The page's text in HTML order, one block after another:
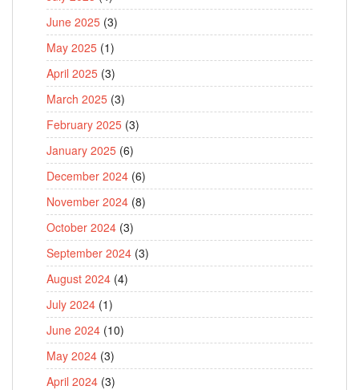
June 2025 (3)
May 2025 (1)
April 2025 (3)
March 2025 (3)
February 2025 (3)
January 2025 (6)
December 2024 (6)
November 2024 (8)
October 2024 (3)
September 2024 (3)
August 2024 (4)
July 2024 (1)
June 2024 (10)
May 2024 (3)
April 2024 (3)